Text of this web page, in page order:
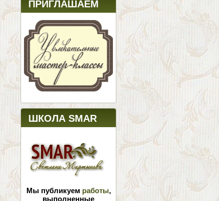
ПРИГЛАШАЕМ
ШКОЛА SMAR
Мы публикуем работы,
выполненные